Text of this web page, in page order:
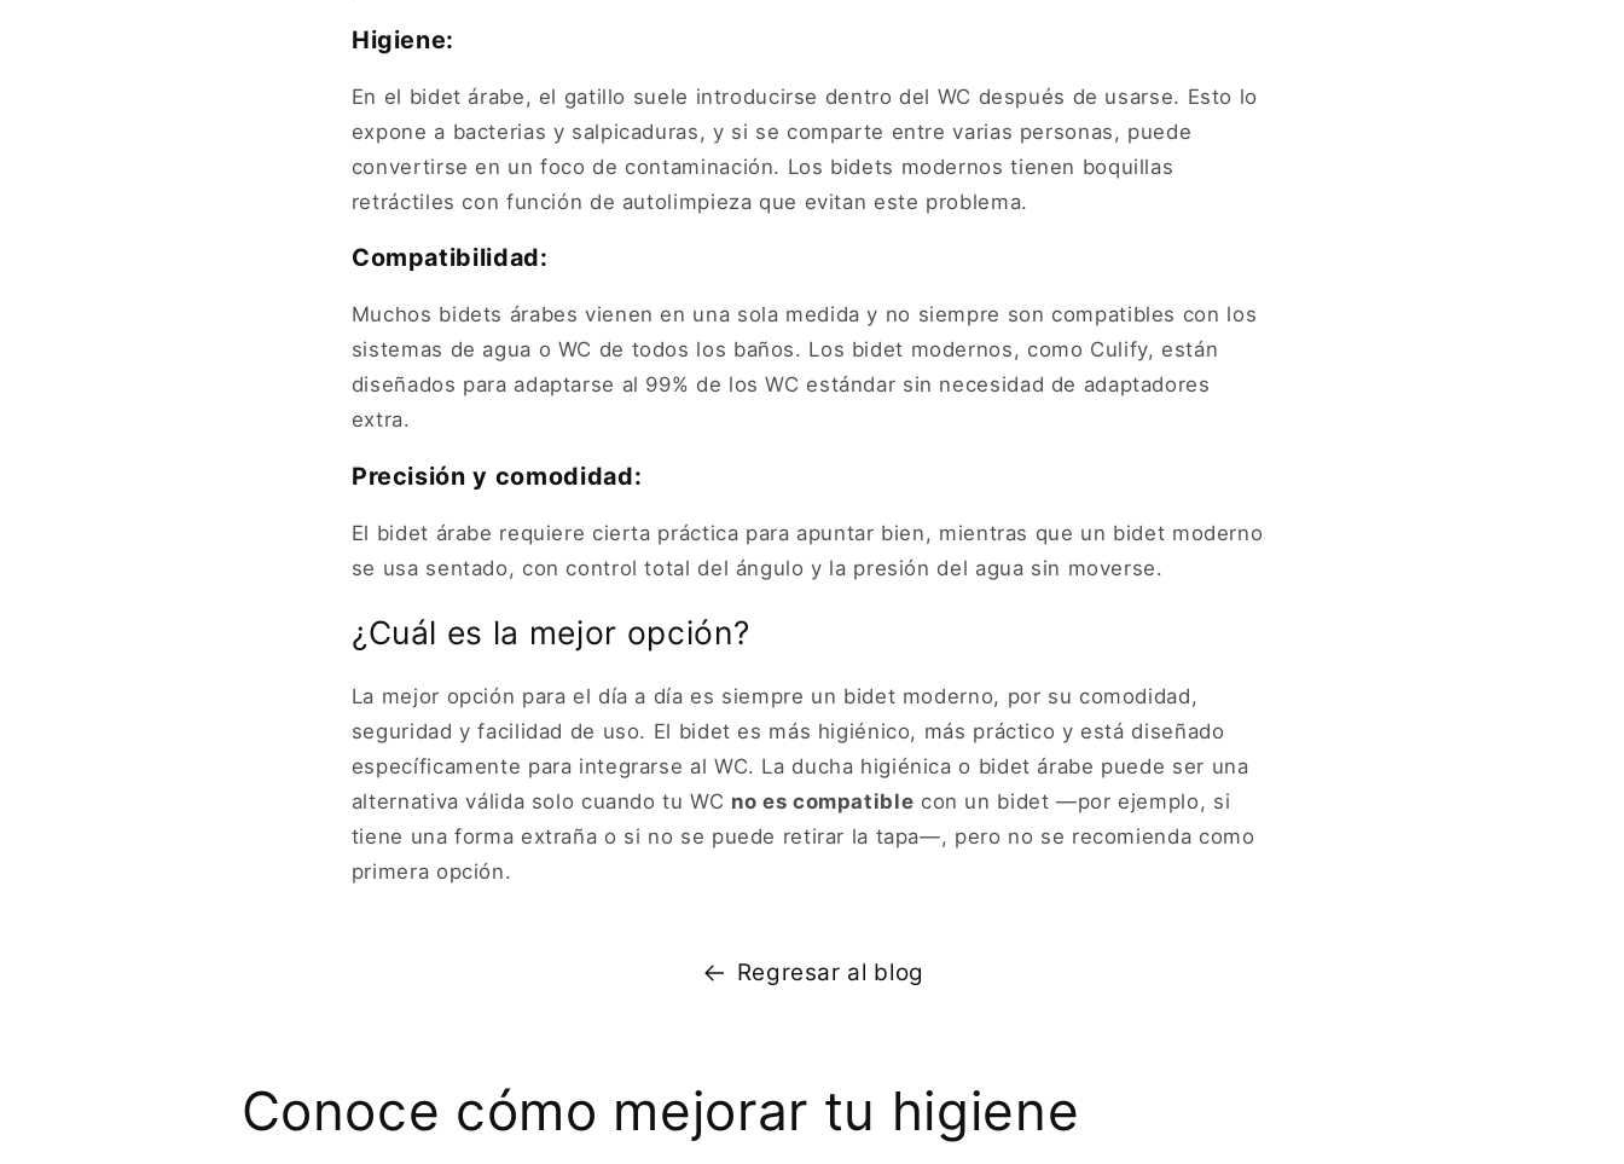
Higiene:
En el bidet árabe, el gatillo suele introducirse dentro del WC después de usarse. Esto lo
expone a bacterias y salpicaduras, y si se comparte entre varias personas, puede
convertirse en un foco de contaminación. Los bidets modernos tienen boquillas
retráctiles con función de autolimpieza que evitan este problema.
Compatibilidad:
Muchos bidets árabes vienen en una sola medida y no siempre son compatibles con los
sistemas de agua o WC de todos los baños. Los bidet modernos, como Culify, están
diseñados para adaptarse al 99% de los WC estándar sin necesidad de adaptadores
extra.
Precisión y comodidad:
El bidet árabe requiere cierta práctica para apuntar bien, mientras que un bidet moderno
se usa sentado, con control total del ángulo y la presión del agua sin moverse.
¿Cuál es la mejor opción?
La mejor opción para el día a día es siempre un bidet moderno, por su comodidad,
seguridad y facilidad de uso. El bidet es más higiénico, más práctico y está diseñado
específicamente para integrarse al WC. La ducha higiénica o bidet árabe puede ser una
alternativa válida solo cuando tu WC no es compatible con un bidet —por ejemplo, si
tiene una forma extraña o si no se puede retirar la tapa—, pero no se recomienda como
primera opción.
Regresar al blog
Conoce cómo mejorar tu higiene